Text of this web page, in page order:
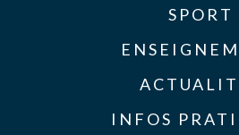
SPORT
INFOS